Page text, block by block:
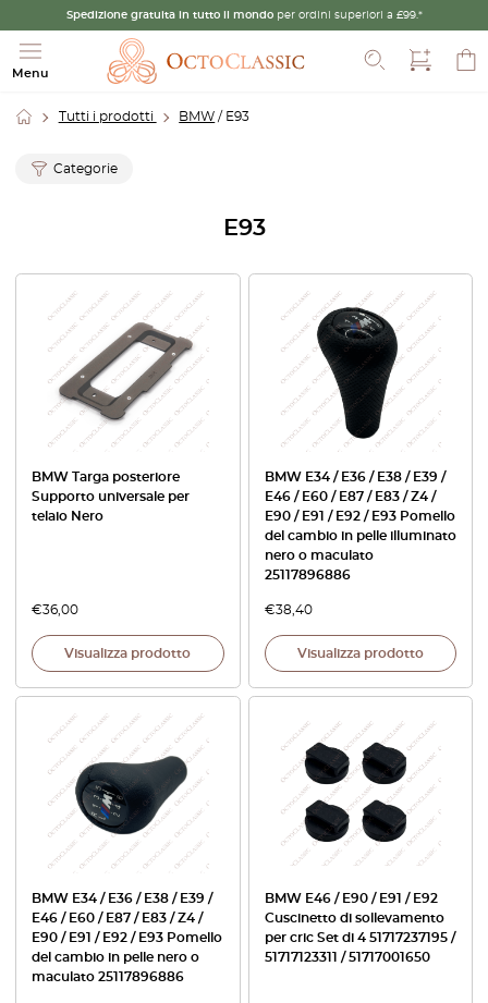
Spedizione gratuita in tutto il mondo per ordini superiori a £99.*
Menu
Cerca
Tutti i prodotti BMW / E93
Categorie
E93
BMW Targa posteriore
Supporto universale per
telaio Nero
€36,00
Visualizza prodotto
BMW E34 / E36 / E38 / E39 /
E46 / E60 / E87 / E83 / Z4 /
E90 / E91 / E92 / E93 Pomello
del cambio in pelle illuminato
nero o maculato
25117896886
€38,40
Visualizza prodotto
BMW E34 / E36 / E38 / E39 /
E46 / E60 / E87 / E83 / Z4 /
E90 / E91 / E92 / E93 Pomello
del cambio in pelle nero o
maculato 25117896886
BMW E46 / E90 / E91 / E92
Cuscinetto di sollevamento
per cric Set di 4 51717237195 /
51717123311 / 51717001650